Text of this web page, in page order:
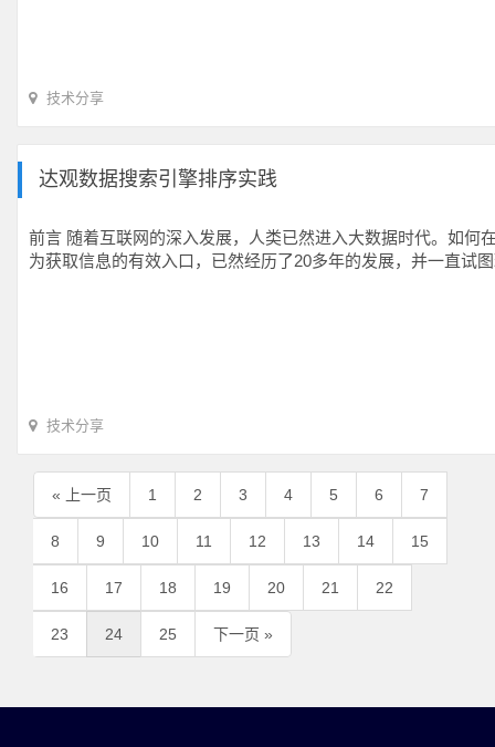
技术分享
达观数据搜索引擎排序实践
前言 随着互联网的深入发展，人类已然进入大数据时代。如何
为获取信息的有效入口，已然经历了20多年的发展，并一直
技术分享
« 上一页 1 2 3 4 5 6 7
8 9 10 11 12 13 14 15
16 17 18 19 20 21 22
23 24 25 下一页 »